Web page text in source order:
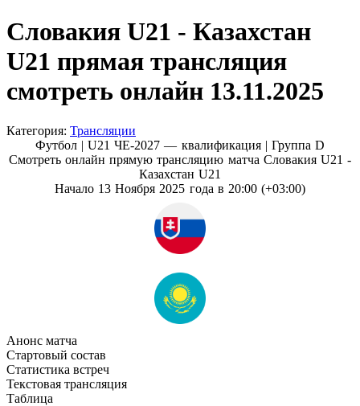
Словакия U21 - Казахстан
U21 прямая трансляция
смотреть онлайн 13.11.2025
Категория: Трансляции
Футбол | U21 ЧЕ-2027 — квалификация | Группа D
Смотреть онлайн прямую трансляцию матча Словакия U21 -
Казахстан U21
Начало 13 Ноября 2025 года в 20:00 (+03:00)
Анонс матча
Стартовый состав
Статистика встреч
Текстовая трансляция
Таблица